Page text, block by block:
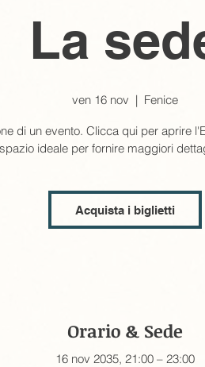
La
ven 16 nov
  |
Fenice
di un evento. Clicca qui per aprire
ideale per fornire maggiori
Acquista i biglietti
Orario & Sede
16 nov 2035, 21:00 – 23:00